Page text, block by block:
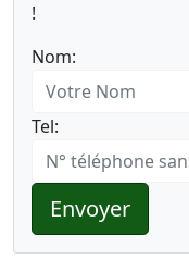
!
Nom:
Tel:
Envoyer